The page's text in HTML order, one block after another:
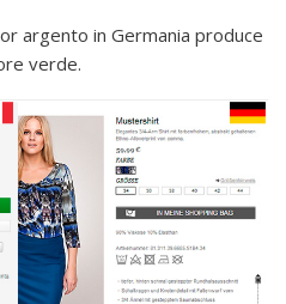
argento in Germania produce
verde.